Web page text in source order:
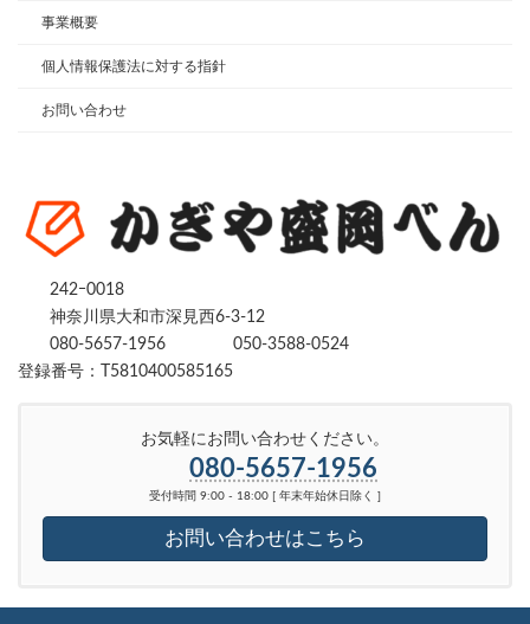
事業概要
個人情報保護法に対する指針
お問い合わせ
242ｰ0018
神奈川県大和市深見西6-3-12
080-5657-1956
050-3588-0524
登録番号：T5810400585165
お気軽にお問い合わせください。
080-5657-1956
受付時間 9:00 - 18:00 [ 年末年始休日除く ]
お問い合わせはこちら